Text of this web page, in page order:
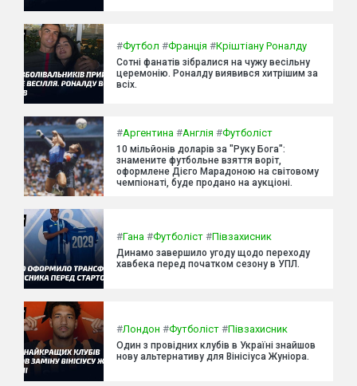
#Футбол #Франція #Кріштіану Роналду
Сотні фанатів зібралися на чужу весільну
церемонію. Роналду виявився хитрішим за
всіх.
#Аргентина #Англія #Футболіст
10 мільйонів доларів за "Руку Бога":
знамените футбольне взяття воріт,
оформлене Дієго Марадоною на світовому
чемпіонаті, буде продано на аукціоні.
#Гана #Футболіст #Півзахисник
Динамо завершило угоду щодо переходу
хавбека перед початком сезону в УПЛ.
#Лондон #Футболіст #Півзахисник
Один з провідних клубів в Україні знайшов
нову альтернативу для Вінісіуса Жуніора.